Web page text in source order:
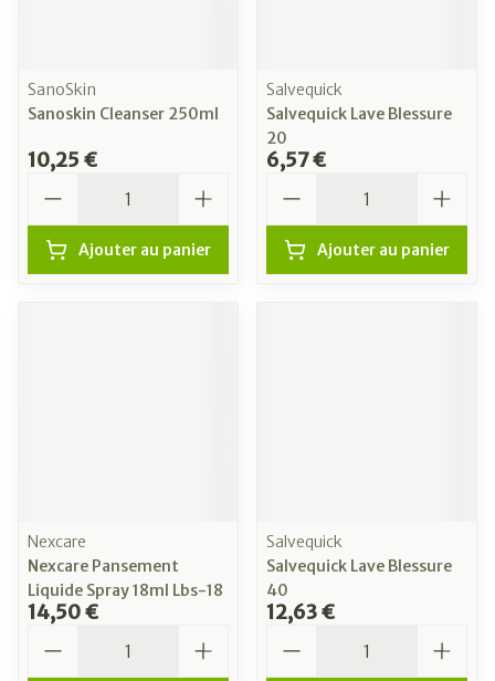
SanoSkin
Sanoskin Cleanser 250ml
10,25 €
Ajouter au panier
Salvequick
Salvequick Lave Blessure
20
6,57 €
Ajouter au panier
Nexcare
Nexcare Pansement
Liquide Spray 18ml Lbs-18
14,50 €
Salvequick
Salvequick Lave Blessure
40
12,63 €